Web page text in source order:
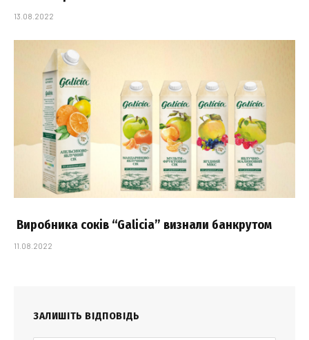
13.08.2022
Виробника соків “Galicia” визнали банкрутом
11.08.2022
ЗАЛИШІТЬ ВІДПОВІДЬ